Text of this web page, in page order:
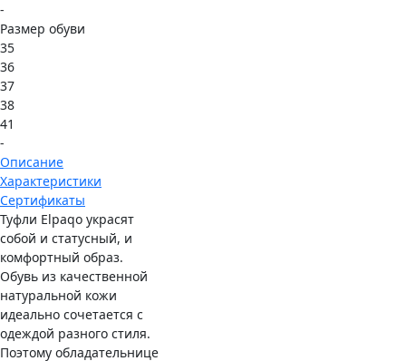
-
Размер обуви
35
36
37
38
41
-
Описание
Характеристики
Сертификаты
Туфли Elpaqo украсят
собой и статусный, и
комфортный образ.
Обувь из качественной
натуральной кожи
идеально сочетается с
одеждой разного стиля.
Поэтому обладательнице